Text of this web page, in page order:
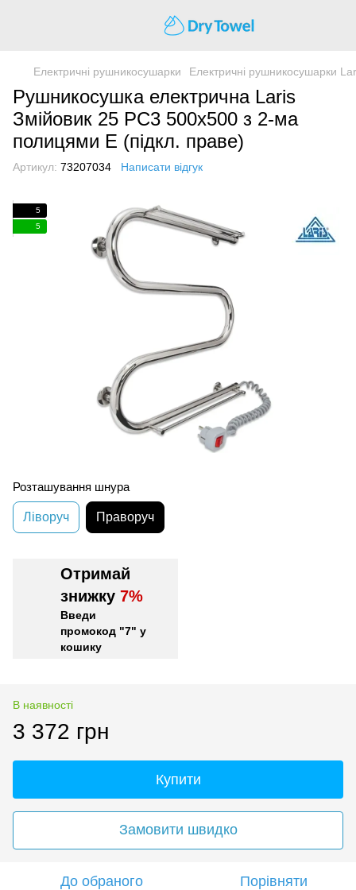
Електричні рушникосушарки Електричні рушникосушарки
Рушникосушка електрична Laris
Змійовик 25 РС3 500х500 з 2-ма
полицями Е (підкл. праве)
Артикул: 73207034 Написати відгук
5
5
Розташування шнура
Ліворуч Праворуч
Отримай
знижку 7%
Введи
промокод "7" у
кошику
В наявності
3 372 грн
Купити
Замовити швидко
До обраного Порівняти